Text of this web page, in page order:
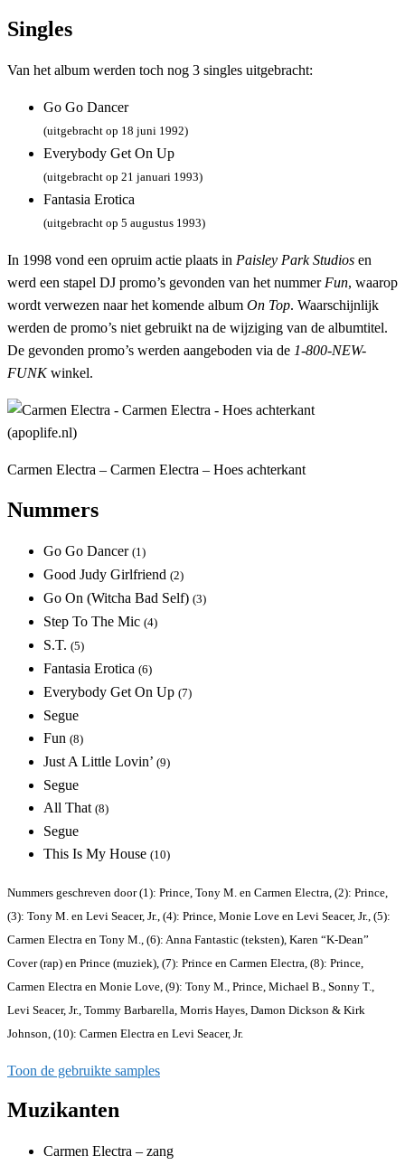
Singles
Van het album werden toch nog 3 singles uitgebracht:
Go Go Dancer
(uitgebracht op 18 juni 1992)
Everybody Get On Up
(uitgebracht op 21 januari 1993)
Fantasia Erotica
(uitgebracht op 5 augustus 1993)
In 1998 vond een opruim actie plaats in Paisley Park Studios en
werd een stapel DJ promo’s gevonden van het nummer Fun, waarop
wordt verwezen naar het komende album On Top. Waarschijnlijk
werden de promo’s niet gebruikt na de wijziging van de albumtitel.
De gevonden promo’s werden aangeboden via de 1-800-NEW-
FUNKwinkel.
Carmen Electra – Carmen Electra – Hoes achterkant
Nummers
Go Go Dancer (1)
Good Judy Girlfriend (2)
Go On (Witcha Bad Self) (3)
Step To The Mic (4)
S.T. (5)
Fantasia Erotica (6)
Everybody Get On Up (7)
Segue
Fun (8)
Just A Little Lovin’ (9)
Segue
All That (8)
Segue
This Is My House (10)
Nummers geschreven door (1): Prince, Tony M. en Carmen Electra, (2): Prince,
(3): Tony M. en Levi Seacer, Jr., (4): Prince, Monie Love en Levi Seacer, Jr., (5):
Carmen Electra en Tony M., (6): Anna Fantastic (teksten), Karen “K-Dean”
Cover (rap) en Prince (muziek), (7): Prince en Carmen Electra, (8): Prince,
Carmen Electra en Monie Love, (9): Tony M., Prince, Michael B., Sonny T.,
Levi Seacer, Jr., Tommy Barbarella, Morris Hayes, Damon Dickson & Kirk
Johnson, (10): Carmen Electra en Levi Seacer, Jr.
Toon de gebruikte samples
Muzikanten
Carmen Electra – zang